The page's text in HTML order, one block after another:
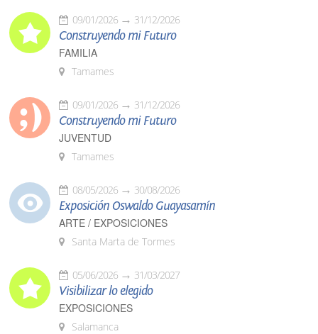
09/01/2026 31/12/2026
Construyendo mi Futuro
FAMILIA
Tamames
09/01/2026 31/12/2026
Construyendo mi Futuro
JUVENTUD
Tamames
08/05/2026 30/08/2026
Exposición Oswaldo Guayasamín
ARTE / EXPOSICIONES
Santa Marta de Tormes
05/06/2026 31/03/2027
Visibilizar lo elegido
EXPOSICIONES
Salamanca